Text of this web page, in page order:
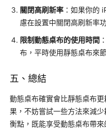
關閉高刷新率 ：如果你的
慮在設置中關閉高刷新率
限制動態桌布的使用時間
布，平時使用靜態桌布來
五、總結
動態桌布確實會比靜態桌布
果，不妨嘗試一些方法來減
衡點，既能享受動態桌布帶